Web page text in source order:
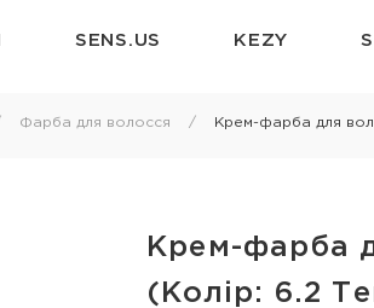
Мус для волосся
Спрей для укладки волосся
SENS.US KEZY
Фарба для волосся Крем-фарба для
Крем-фарба
(Колір: 6.2